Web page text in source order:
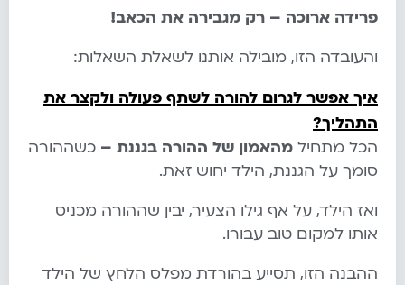
פרידה ארוכה – רק מגבירה את הכאב!
והעובדה הזו, מובילה אותנו לשאלת השאלות:
איך אפשר לגרום להורה לשתף פעולה ולקצר את
התהליך?
הכל מתחיל מהאמון של ההורה בגננת – כשההורה
סומך על הגננת, הילד יחוש זאת.
ואז הילד, על אף גילו הצעיר, יבין שההורה מכניס
אותו למקום טוב עבורו.
ההבנה הזו, תסייע בהורדת מפלס הלחץ של הילד